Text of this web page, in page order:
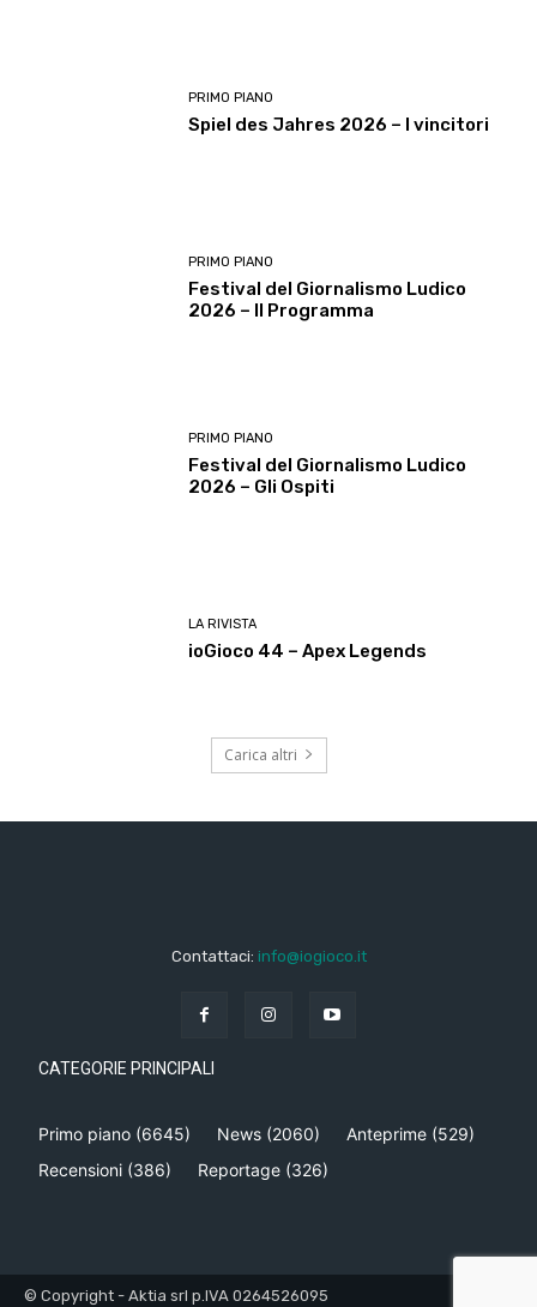
PRIMO PIANO
Spiel des Jahres 2026 – I vincitori
PRIMO PIANO
Festival del Giornalismo Ludico
2026 – Il Programma
PRIMO PIANO
Festival del Giornalismo Ludico
2026 – Gli Ospiti
LA RIVISTA
ioGioco 44 – Apex Legends
Carica altri
Contattaci: info@iogioco.it
CATEGORIE PRINCIPALI
Primo piano (6645) News (2060) Anteprime (529)
Recensioni (386) Reportage (326)
© Copyright - Aktia srl p.IVA 0264526095